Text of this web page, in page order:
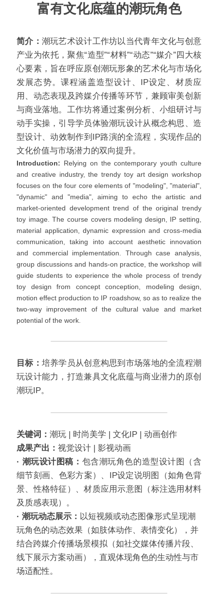
富有文化底蕴的潮玩角色
简介： 潮玩艺术设计工作坊以当代青年文化与创意
产业为依托，聚焦“造型”“材料”“动态”“媒介”四大核
心要素，旨在呼应原创潮玩形象的艺术化与市场化
发展态势。课程涵盖造型设计、IP设定、材质应
用、动态表现及跨媒介传播等环节，兼顾审美创新
与商业落地。工作坊将通过案例分析、小组研讨与
动手实操，引导学员体验潮玩设计从概念构思、造
型设计、动效制作到IP路演的全流程，实现作品的
文化价值与市场潜力的双向提升。
Introduction: Relying on the contemporary youth culture
and creative industry, the trendy toy art design workshop
focuses on the four core elements of "modeling", "material",
"dynamic" and "media", aiming to echo the artistic and
market-oriented development trend of the original trendy
toy image. The course covers modeling design, IP setting,
material application, dynamic expression and cross-media
communication, taking into account aesthetic innovation
and commercial implementation. Through case analysis,
group discussions and hands-on practice, the workshop will
guide students to experience the whole process of trendy
toy design from concept conception, modeling design,
motion effect production to IP roadshow, so as to realize the
two-way improvement of the cultural value and market
potential of the work.
目标： 培养学员从创意构思到市场落地的全流程潮
玩设计能力，打造兼具文化底蕴与商业潜力的原创
潮玩IP。
关键词： 潮玩 | 时尚美学 | 文化IP | 动画创作
成果产出： 视觉设计 | 影视动画
· 潮玩设计图稿： 包含潮玩角色的造型设计图（含
细节刻画、色彩方案）、IP设定说明图（如角色背
景、性格特征）、材质应用示意图（标注选用材料
及质感表现）。
· 潮玩动态展示： 以短视频或动态图像形式呈现潮
玩角色的动态效果（如肢体动作、表情变化），并
结合跨媒介传播场景模拟（如社交媒体传播片段、
线下展示方案动画），直观体现角色的生动性与市
场适配性。